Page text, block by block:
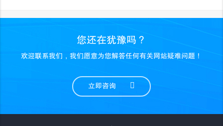
您还在犹豫吗？
欢迎联系我们，我们愿意为您解答任何有关网站疑难问题！
立即咨询